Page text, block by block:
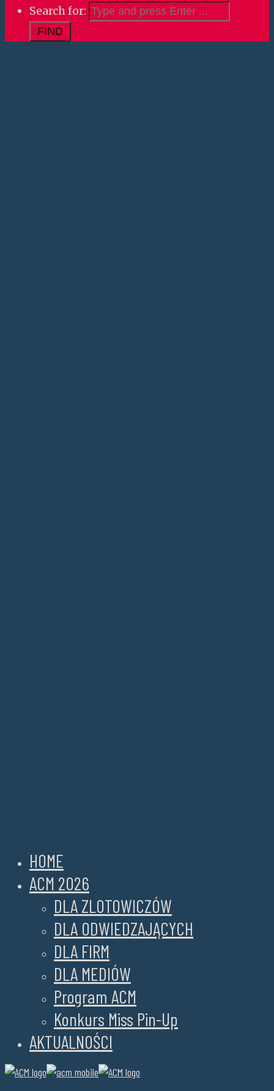
Search for:
Search for:
HOME
ACM 2026
DLA ZLOTOWICZÓW
DLA ODWIEDZAJĄCYCH
DLA FIRM
DLA MEDIÓW
Program ACM
Konkurs Miss Pin-Up
AKTUALNOŚCI